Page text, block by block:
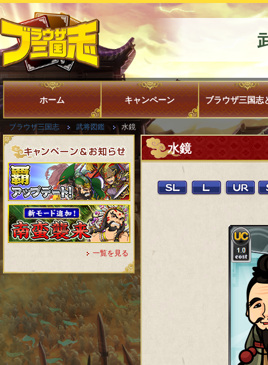
ホーム キャンペーン ブラウザ三国志
ブラウザ三国志 武将図鑑 水鏡
一覧を見る
水鏡